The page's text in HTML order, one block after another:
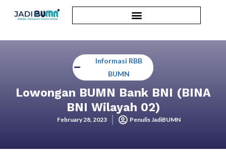
Informasi RBB
BUMN
Lowongan BUMN Bank BNI (BINA
BNI Wilayah 02)
February 28, 2023 Penulis JadiBUMN